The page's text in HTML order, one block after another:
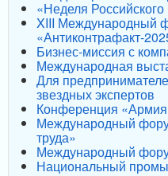
«Неделя
XIII Международный
«Антиконтрафакт-
Бизнес-миссия с
Международная
Для
звездных экспертов
Конференция
Международный
труда»
Международный
Национальный